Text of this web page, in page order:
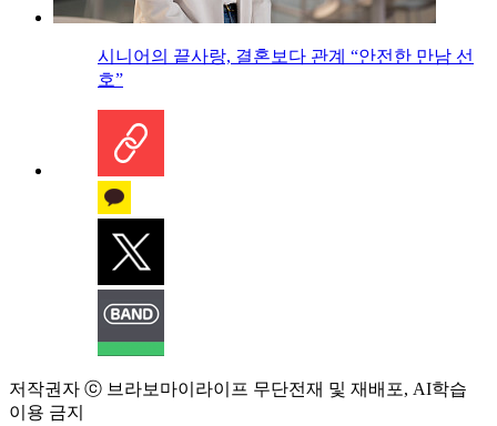
시니어의 끝사랑, 결혼보다 관계 “안전한 만남 선
호”
저작권자 ⓒ 브라보마이라이프 무단전재 및 재배포, AI학습
이용 금지